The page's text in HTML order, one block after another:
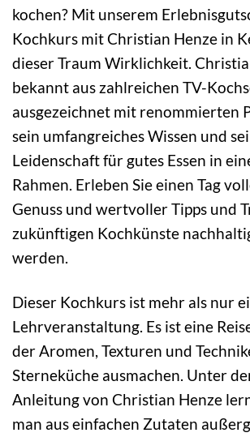
kochen? Mit unserem
Kochkurs mit Christian Henze in
dieser Traum Wirklichkeit.
bekannt aus zahlreichen TV-
ausgezeichnet mit renommierten
sein umfangreiches Wissen und
Leidenschaft für gutes Essen in
Rahmen. Erleben Sie einen Tag
Genuss und wertvoller Tipps und
zukünftigen Kochkünste
werden.
Dieser Kochkurs ist mehr als nur
Lehrveranstaltung. Es ist eine
der Aromen, Texturen und
Sterneküche ausmachen. Unter
Anleitung von Christian Henze
man aus einfachen Zutaten